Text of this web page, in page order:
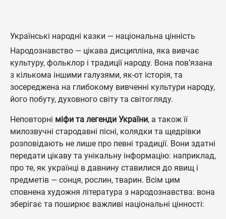
Українські народні казки — національна цінність
Народознавство — цікава дисципліна, яка вивчає
культуру, фольклор і традиції народу. Вона пов’язана
з кількома іншими галузями, як-от історія, та
зосереджена на глибокому вивченні культури народу,
його побуту, духовного світу та світогляду.
Неповторні міфи та легенди України, а також її
милозвучні стародавні пісні, колядки та щедрівки
розповідають не лише про певні традиції. Вони здатні
передати цікаву та унікальну інформацію: наприклад,
про те, як українці в давнину ставилися до явищ і
предметів — сонця, рослин, тварин. Всім цим
сповнена художня література з народознавства: вона
зберігає та поширює важливі національні цінності: